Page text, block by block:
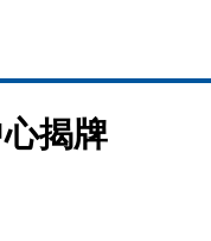
揭牌